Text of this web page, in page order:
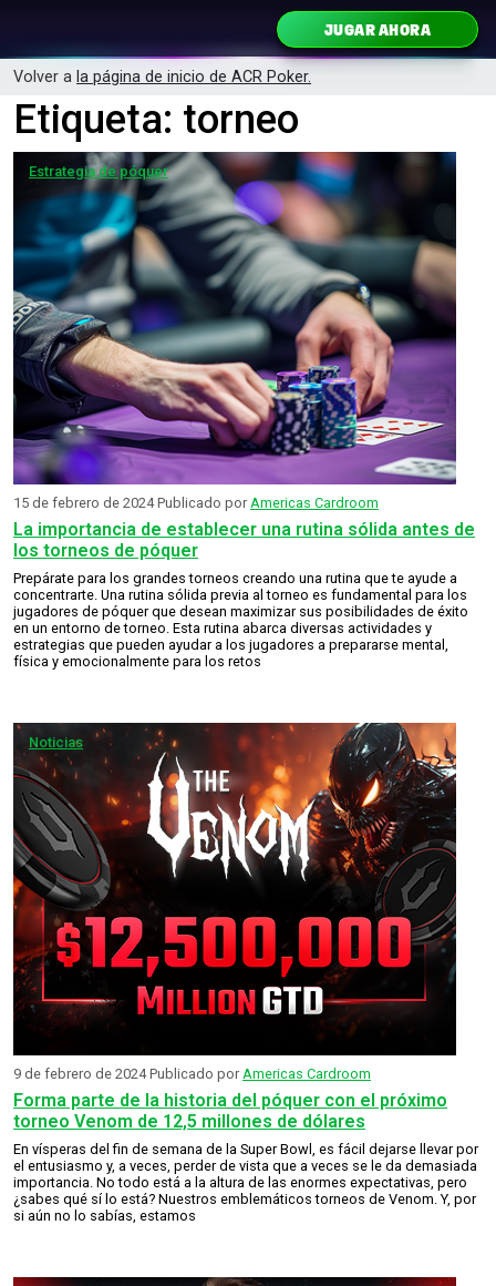
Navegación principalJUGAR AHORA
Volver a la página de inicio de ACR Poker.
Etiqueta: torneo
Estrategia de póquer
La importancia de establecer una rutina sólida antes de
los torneos de póquer
15 de febrero de 2024Publicado por Americas Cardroom
Prepárate para los grandes torneos creando una rutina que te ayude a
concentrarte. Una rutina sólida previa al torneo es fundamental para los
jugadores de póquer que desean maximizar sus posibilidades de éxito
en un entorno de torneo. Esta rutina abarca diversas actividades y
estrategias que pueden ayudar a los jugadores a prepararse mental,
física y emocionalmente para los retos
Noticias
Forma parte de la historia del póquer con el próximo
torneo Venom de 12,5 millones de dólares
9 de febrero de 2024Publicado por Americas Cardroom
En vísperas del fin de semana de la Super Bowl, es fácil dejarse llevar por
el entusiasmo y, a veces, perder de vista que a veces se le da demasiada
importancia. No todo está a la altura de las enormes expectativas, pero
¿sabes qué sí lo está? Nuestros emblemáticos torneos de Venom. Y, por
si aún no lo sabías, estamos